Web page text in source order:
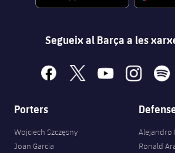
Segueix al Barça a les
facebook
x youtubeinstagramspotify
Porters
Wojciech Szczęsny
Joan Garcia
Alejandro
Ronald